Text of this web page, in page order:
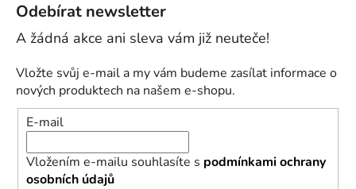
Odebírat newsletter
Vložte svůj e-mail a my vám budeme zasílat informace o
nových produktech na našem e-shopu.
E-mail
Vložením e-mailu souhlasíte s podmínkami ochrany
osobních údajů